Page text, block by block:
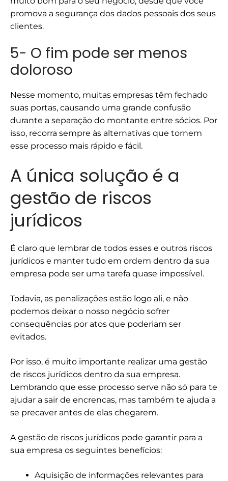
promova a segurança dos dados pessoais dos seus
clientes.
5- O fim pode ser menos
doloroso
Nesse momento, muitas empresas têm fechado
suas portas, causando uma grande confusão
durante a separação do montante entre sócios. Por
isso, recorra sempre às alternativas que tornem
esse processo mais rápido e fácil.
A única solução é a
gestão de riscos
jurídicos
É claro que lembrar de todos esses e outros riscos
jurídicos e manter tudo em ordem dentro da sua
empresa pode ser uma tarefa quase impossível.
Todavia, as penalizações estão logo ali, e não
podemos deixar o nosso negócio sofrer
consequências por atos que poderiam ser
evitados.
Por isso, é muito importante realizar uma gestão
de riscos jurídicos dentro da sua empresa.
Lembrando que esse processo serve não só para te
ajudar a sair de encrencas, mas também te ajuda a
se precaver antes de elas chegarem.
A gestão de riscos jurídicos pode garantir para a
sua empresa os seguintes benefícios:
Aquisição de informações relevantes para